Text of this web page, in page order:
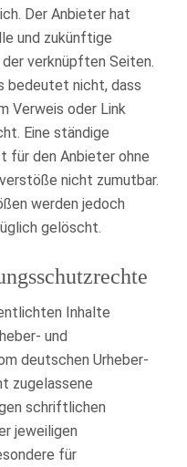
Der Anbieter hat
und zukünftige
verknüpften Seiten.
bedeutet nicht, dass
Verweis oder Link
Eine ständige
für den Anbieter ohne
nicht zumutbar.
werden jedoch
gelöscht.
Inhalte
und
deutschen Urheber-
zugelassene
schriftlichen
jeweiligen
für